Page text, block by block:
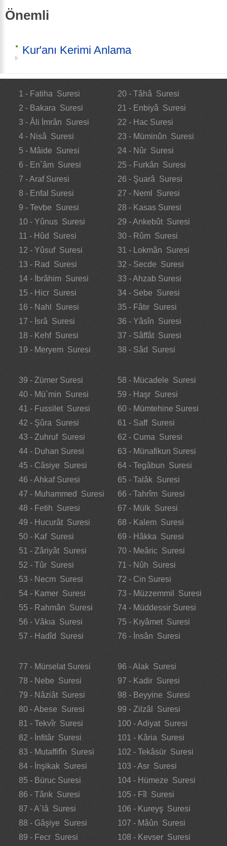
Önemli
Kur'anı Kerimi Anlama
1 - Fatiha Suresi
2 - Bakara Suresi
3 - Âli İmrân Suresi
4 - Nisâ Suresi
5 - Mâide Suresi
6 - En`âm Suresi
7 - Araf Suresi
8 - Enfal Suresi
9 - Tevbe Suresi
10 - Yûnus Suresi
11 - Hûd Suresi
12 - Yûsuf Suresi
13 - Rad Suresi
14 - İbrâhim Suresi
15 - Hicr Suresi
16 - Nahl Suresi
17 - İsrâ Suresi
18 - Kehf Suresi
19 - Meryem Suresi
20 - Tâhâ Suresi
21 - Enbiyâ Suresi
22 - Hac Suresi
23 - Müminûn Suresi
24 - Nûr Suresi
25 - Furkân Suresi
26 - Şuarâ Suresi
27 - Neml Suresi
28 - Kasas Suresi
29 - Ankebût Suresi
30 - Rûm Suresi
31 - Lokmân Suresi
32 - Secde Suresi
33 - Ahzab Suresi
34 - Sebe Suresi
35 - Fâtır Suresi
36 - Yâsîn Suresi
37 - Sâffât Suresi
38 - Sâd Suresi
39 - Zümer Suresi
40 - Mü`min Suresi
41 - Fussilet Suresi
42 - Şûra Suresi
43 - Zuhruf Suresi
44 - Duhan Suresi
45 - Câsiye Suresi
46 - Ahkaf Suresi
47 - Muhammed Suresi
48 - Fetih Suresi
49 - Hucurât Suresi
50 - Kaf Suresi
51 - Zâriyât Suresi
52 - Tûr Suresi
53 - Necm Suresi
54 - Kamer Suresi
55 - Rahmân Suresi
56 - Vâkıa Suresi
57 - Hadîd Suresi
58 - Mücadele Suresi
59 - Haşr Suresi
60 - Mümtehine Suresi
61 - Saff Suresi
62 - Cuma Suresi
63 - Münafikun Suresi
64 - Tegâbun Suresi
65 - Talâk Suresi
66 - Tahrîm Suresi
67 - Mülk Suresi
68 - Kalem Suresi
69 - Hâkka Suresi
70 - Meâric Suresi
71 - Nûh Suresi
72 - Cin Suresi
73 - Müzzemmil Suresi
74 - Müddessir Suresi
75 - Kıyâmet Suresi
76 - İnsân Suresi
77 - Mürselat Suresi
78 - Nebe Suresi
79 - Nâziât Suresi
80 - Abese Suresi
81 - Tekvîr Suresi
82 - İnfitâr Suresi
83 - Mutaffifîn Suresi
84 - İnşikak Suresi
85 - Büruc Suresi
86 - Târık Suresi
87 - A`lâ Suresi
88 - Gâşiye Suresi
89 - Fecr Suresi
96 - Alak Suresi
97 - Kadir Suresi
98 - Beyyine Suresi
99 - Zilzâl Suresi
100 - Adiyat Suresi
101 - Kâria Suresi
102 - Tekâsür Suresi
103 - Asr Suresi
104 - Hümeze Suresi
105 - Fîl Suresi
106 - Kureyş Suresi
107 - Mâûn Suresi
108 - Kevser Suresi